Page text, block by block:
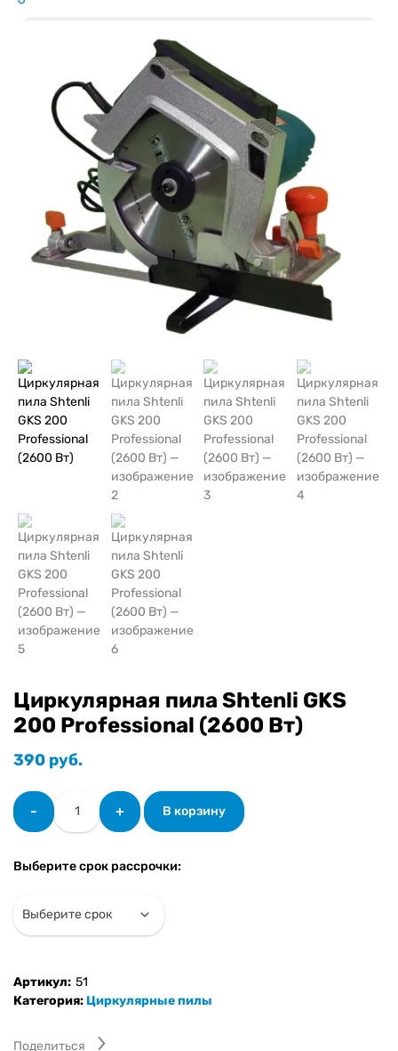
Циркулярная пила Shtenli GKS
200 Professional (2600 Вт)
390 руб.
-
Количество
товара
Циркулярная
Shtenli
200
Professional
+ В корзину
Выберите срок рассрочки:
Артикул: 51
Категория: Циркулярные пилы
Поделиться